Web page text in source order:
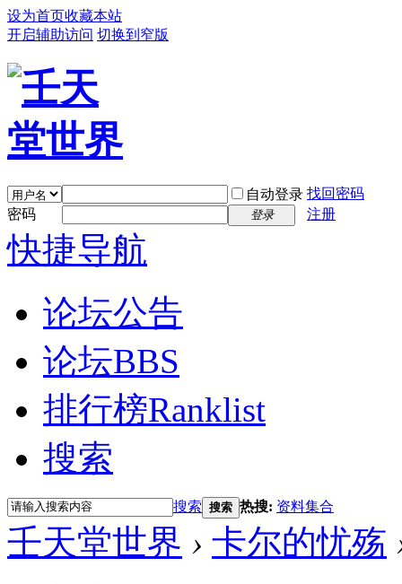
设为首页收藏本站
开启辅助访问 切换到窄版
自动登录 找回密码
密码
登录 注册
快捷导航
论坛公告
论坛BBS
排行榜Ranklist
搜索
搜索 搜索 热搜: 资料集合
壬天堂世界 › 卡尔的忧殇